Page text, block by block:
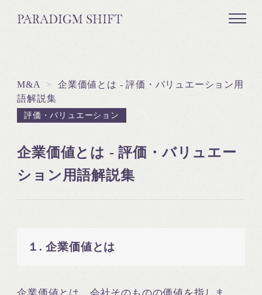
M&A >
企業価値とは - 評価・バリュエーション用
語解説集
評価・バリュエーション
企業価値とは - 評価・バリュエー
ション用語解説集
１. 企業価値とは
企業価値とは、会社そのものの価値を指しま